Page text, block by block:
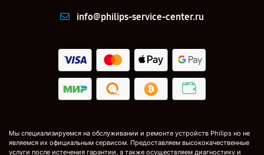
info@philips-service-center.ru
Мы специализируемся на обслуживании и ремонте устройств Philips но не
являемся их официальным сервисом. Предоставляем высококачественные
услуги после истечения гарантии, а также осуществляем диагностику и